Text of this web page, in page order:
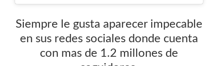
Siempre le gusta aparecer impecable
en sus redes sociales donde cuenta
con mas de 1.2 millones de